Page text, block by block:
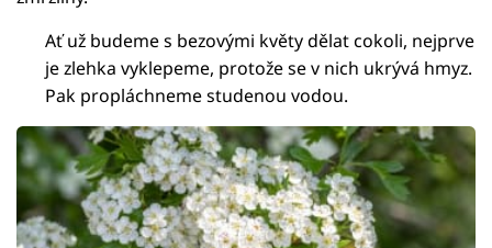
Ať už budeme s bezovými květy dělat cokoli, nejprve
je zlehka vyklepeme, protože se v nich ukrývá hmyz.
Pak propláchneme studenou vodou.